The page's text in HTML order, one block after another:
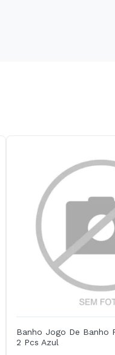
Banho Jogo De Banho
2 Pcs Azul